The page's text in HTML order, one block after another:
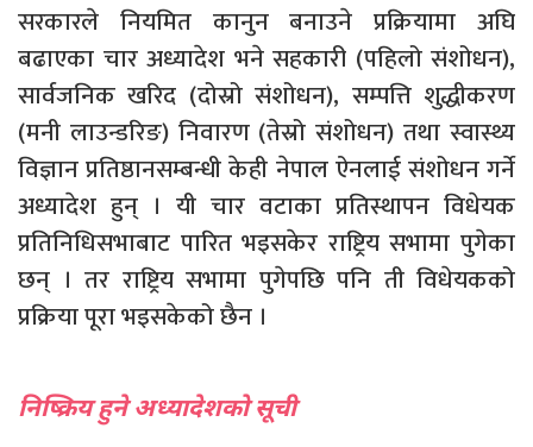
सरकारले नियमित कानुन बनाउने प्रक्रियामा अघि
बढाएका चार अध्यादेश भने सहकारी (पहिलो संशोधन),
सार्वजनिक खरिद (दोस्रो संशोधन), सम्पत्ति शुद्धीकरण
(मनी लाउन्डरिङ) निवारण (तेस्रो संशोधन) तथा स्वास्थ्य
विज्ञान प्रतिष्ठानसम्बन्धी केही नेपाल ऐनलाई संशोधन गर्ने
अध्यादेश हुन् । यी चार वटाका प्रतिस्थापन विधेयक
प्रतिनिधिसभाबाट पारित भइसकेर राष्ट्रिय सभामा पुगेका
छन् । तर राष्ट्रिय सभामा पुगेपछि पनि ती विधेयकको
प्रक्रिया पूरा भइसकेको छैन ।
निष्क्रिय हुने अध्यादेशको सूची